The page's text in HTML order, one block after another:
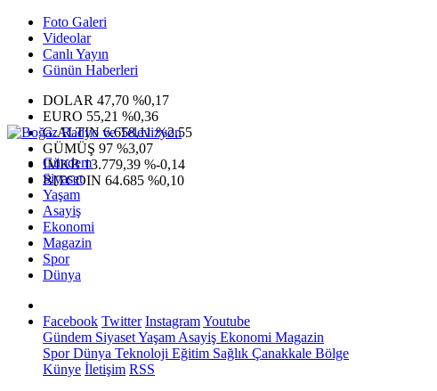
Foto Galeri
Videolar
Canlı Yayın
Günün Haberleri
DOLAR 47,70 %0,17
EURO 55,21 %0,36
G.ALTIN6.658,11 %2,55
GÜMÜŞ 97 %3,07
IMKB13.779,39 %-0,14
BITCOIN 64.685 %0,10
Gündem
Siyaset
Yaşam
Asayiş
Ekonomi
Magazin
Spor
Dünya
Facebook Twitter InstagramYoutube
Gündem SiyasetYaşam Asayiş Ekonomi Magazin
SporDünya Teknoloji Eğitim Sağlık Çanakkale Bölge
Künye İletişim RSS